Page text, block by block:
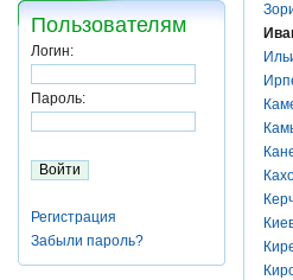
Пользователям
Логин:
Пароль:
Регистрация
Забыли пароль?